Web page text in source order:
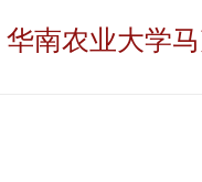
华南农业大学